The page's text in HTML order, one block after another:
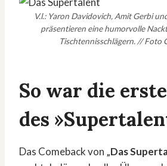
V.l.: Yaron Davidovich, Amit Gerbi
präsentieren eine humorvolle
Tischtennisschlägern. // Foto
So war die
des
Das Comeback von „Das